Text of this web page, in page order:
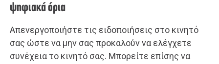
ψηφιακά όρια
Απενεργοποιήστε τις ειδοποιήσεις στο κινητό
σας ώστε να μην σας προκαλούν να ελέγχετε
συνέχεια το κινητό σας. Μπορείτε επίσης να